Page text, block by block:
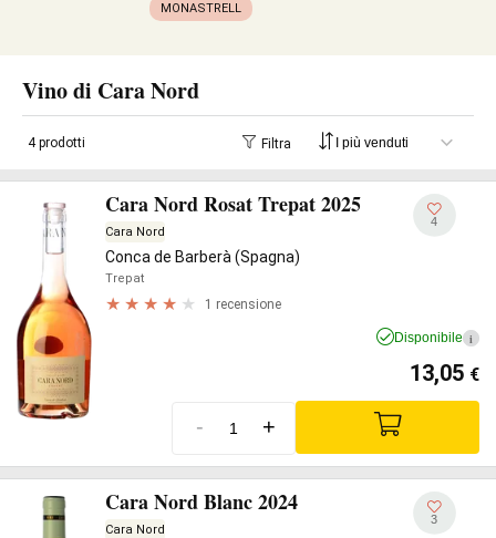
MONASTRELL
Vino di Cara Nord
4 prodotti Filtra
Cara Nord Rosat Trepat 2025
Cara Nord
Conca de Barberà (Spagna)
Trepat
1 recensione
4
Disponibile i
13,05 €
- +
Cara Nord Blanc 2024
Cara Nord
3